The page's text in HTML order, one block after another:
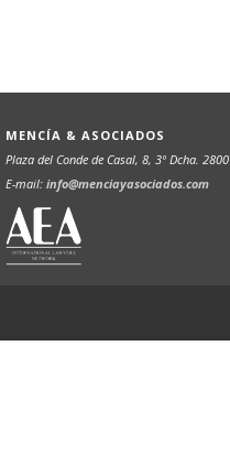
MENCÍA & ASOCIADOS
Plaza del Conde de Casal, 8, 3º Dcha.
E-mail: info@menciayasociados.com